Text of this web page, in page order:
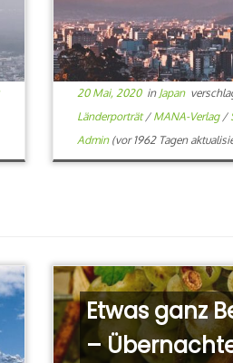
20 Mai, 2020in Japan
Länderporträt/ MANA-Verlag /
Admin(vor 1962 Tagen
Etwas ganz
–